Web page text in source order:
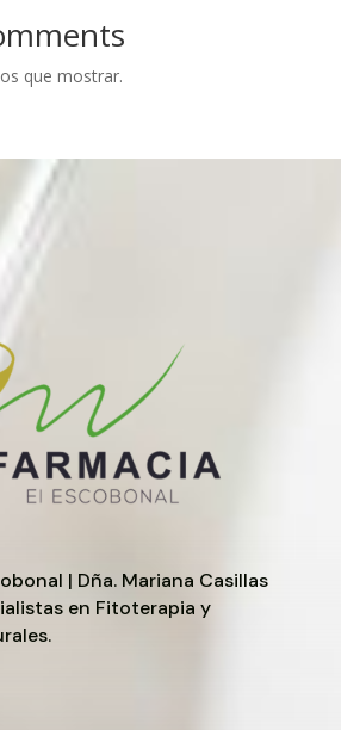
que mostrar.
| Dña. Mariana Casillas
en Fitoterapia y